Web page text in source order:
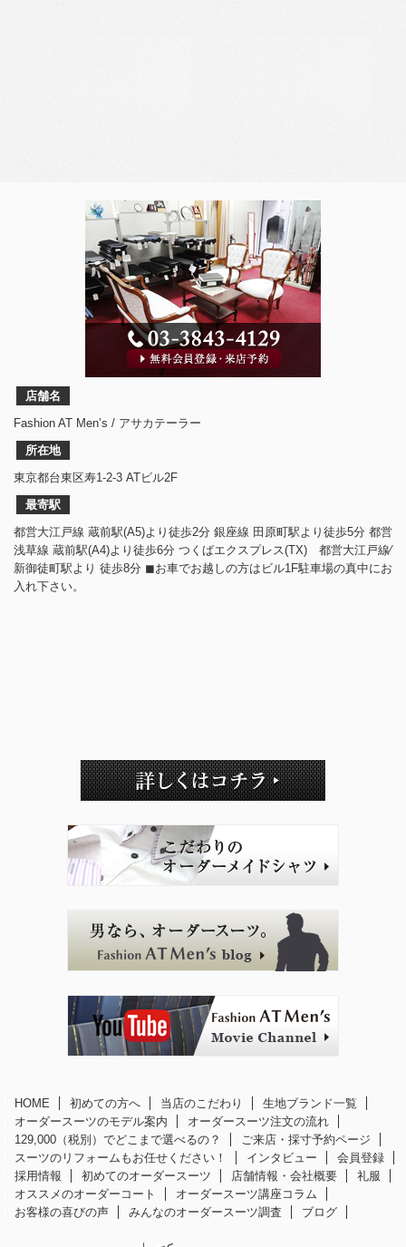
店舗名
Fashion AT Men’s / アサカテーラー
所在地
東京都台東区寿1-2-3 ATビル2F
最寄駅
都営大江戸線 蔵前駅(A5)より徒歩2分 銀座線 田原町駅より徒歩5分 都営
浅草線 蔵前駅(A4)より徒歩6分 つくばエクスプレス(TX) 都営大江戸線⁄
新御徒町駅より 徒歩8分 ◼︎お車でお越しの方はビル1F駐車場の真中にお
入れ下さい。
HOME 初めての方へ 当店のこだわり
生地ブランド一覧
オーダースーツのモデル案内
オーダースーツ注文の流れ
129,000（税別）でどこまで選べるの？
ご来店・採寸予約ページ
スーツのリフォームもお任せください！
インタビュー
会員登録
採用情報
初めてのオーダースーツ 店舗情報・会社概要
礼服
オススメのオーダーコート
オーダースーツ講座コラム
お客様の喜びの声
みんなのオーダースーツ調査 ブログ